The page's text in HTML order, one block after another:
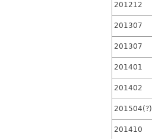
201212
201307
201307
201401
201402
201504(?)
201410